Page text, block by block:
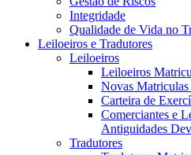
Integridade
Qualidade de Vida no
Leiloeiros e Tradutores
Leiloeiros
Leiloeiros
Novas
Carteira de
Comerciantes e
Antiguidades
Tradutores